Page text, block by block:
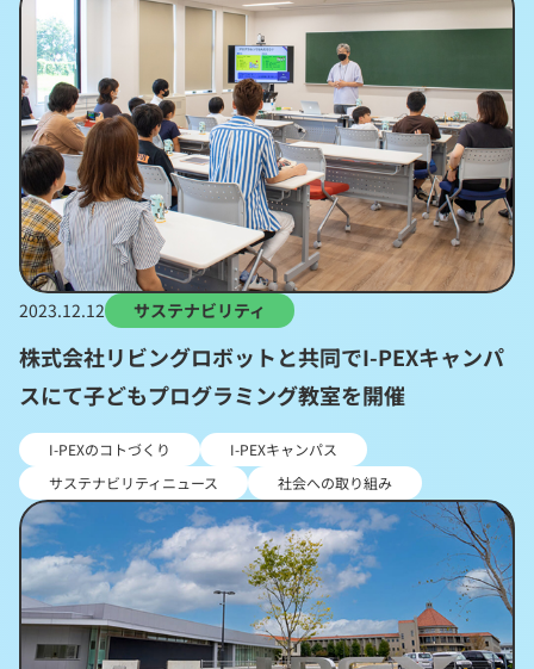
2023.12.12 サステナビリティ
株式会社リビングロボットと共同でI-PEXキャンパ
スにて子どもプログラミング教室を開催
I-PEXのコトづくり
I-PEXキャンパス
サステナビリティニュース
社会への取り組み